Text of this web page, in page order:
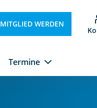
MITGLIED WERDEN
Termine